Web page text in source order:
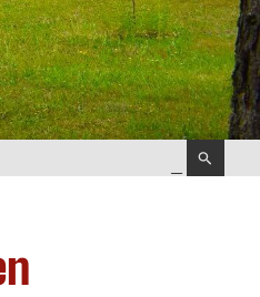
Suchen
nach: